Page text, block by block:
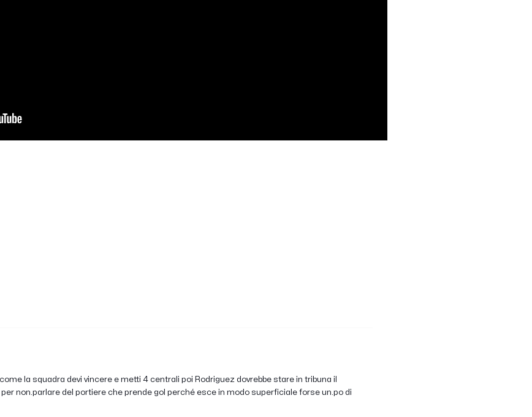
la squadra devi vincere e metti 4 centrali poi Rodriguez dovrebbe stare in tribuna il
non.parlare del portiere che prende gol perché esce in modo superficiale forse un.po di